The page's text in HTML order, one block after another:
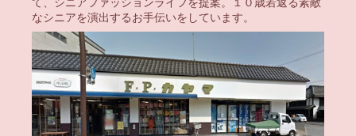
て、シニアファッションライフを提案。１０歳若返る素敵
なシニアを演出するお手伝いをしています。